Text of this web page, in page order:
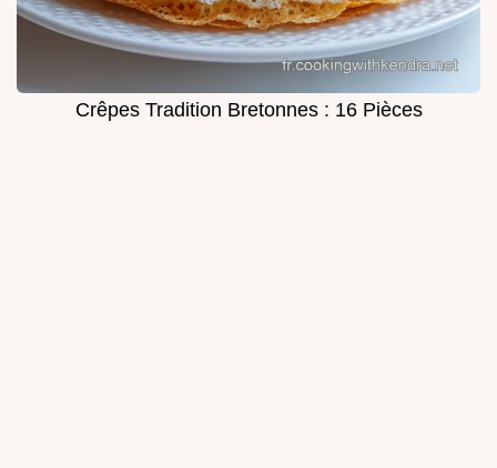
Crêpes Tradition Bretonnes : 16 Pièces